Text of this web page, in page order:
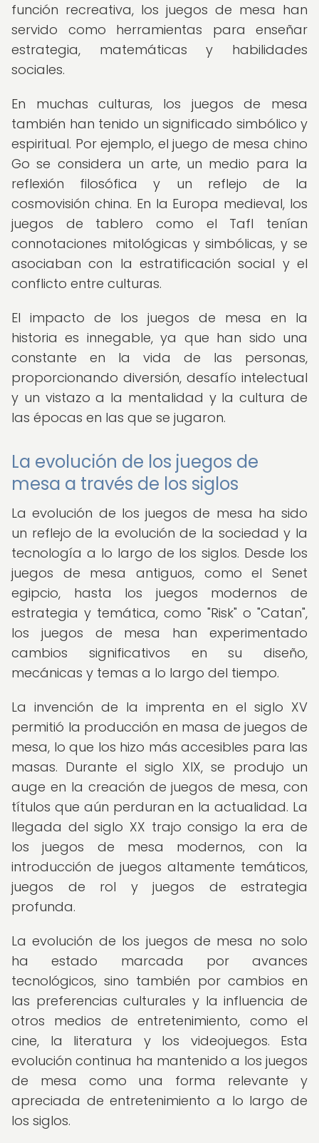
función recreativa, los juegos de mesa han
servido como herramientas para enseñar
estrategia, matemáticas y habilidades
sociales.
En muchas culturas, los juegos de mesa
también han tenido un significado simbólico y
espiritual. Por ejemplo, el juego de mesa chino
Go se considera un arte, un medio para la
reflexión filosófica y un reflejo de la
cosmovisión china. En la Europa medieval, los
juegos de tablero como el Tafl tenían
connotaciones mitológicas y simbólicas, y se
asociaban con la estratificación social y el
conflicto entre culturas.
El impacto de los juegos de mesa en la
historia es innegable, ya que han sido una
constante en la vida de las personas,
proporcionando diversión, desafío intelectual
y un vistazo a la mentalidad y la cultura de
las épocas en las que se jugaron.
La evolución de los juegos de
mesa a través de los siglos
La evolución de los juegos de mesa ha sido
un reflejo de la evolución de la sociedad y la
tecnología a lo largo de los siglos. Desde los
juegos de mesa antiguos, como el Senet
egipcio, hasta los juegos modernos de
estrategia y temática, como "Risk" o "Catan",
los juegos de mesa han experimentado
cambios significativos en su diseño,
mecánicas y temas a lo largo del tiempo.
La invención de la imprenta en el siglo XV
permitió la producción en masa de juegos de
mesa, lo que los hizo más accesibles para las
masas. Durante el siglo XIX, se produjo un
auge en la creación de juegos de mesa, con
títulos que aún perduran en la actualidad. La
llegada del siglo XX trajo consigo la era de
los juegos de mesa modernos, con la
introducción de juegos altamente temáticos,
juegos de rol y juegos de estrategia
profunda.
La evolución de los juegos de mesa no solo
ha estado marcada por avances
tecnológicos, sino también por cambios en
las preferencias culturales y la influencia de
otros medios de entretenimiento, como el
cine, la literatura y los videojuegos. Esta
evolución continua ha mantenido a los juegos
de mesa como una forma relevante y
apreciada de entretenimiento a lo largo de
los siglos.